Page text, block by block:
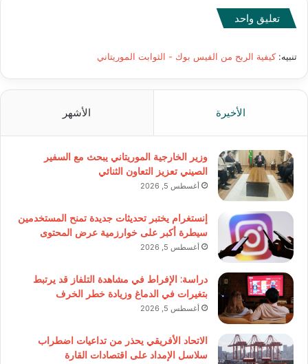
تعليق واحد
تنبيه:كيفية الربح من الفيس بوك - الثوابت الموريتاني
الأخيرة الأشهر
وزير الخارجية الموريتاني يبحث مع السفير
الصيني تعزيز التعاون الثنائي
أغسطس 5, 2026
إنستغرام يختبر تحديثات جديدة تمنح المستخدمين
سيطرة أكبر على خوارزمية عرض المحتوى
أغسطس 5, 2026
دراسة: الإفراط في مشاهدة التلفاز قد يرتبط
بتغيرات في الدماغ وزيادة خطر الخرف
أغسطس 5, 2026
الاتحاد الأفريقي يحذر من تداعيات اضطراب
سلاسل الإمداد على اقتصادات القارة